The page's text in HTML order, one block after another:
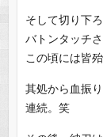
そして切り下
バトンタッチ
この頃には皆
其処から血振
連続。笑